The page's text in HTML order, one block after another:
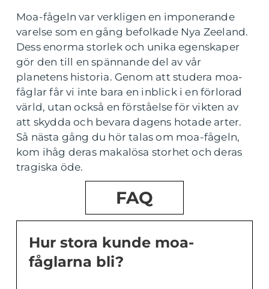
Moa-fågeln var verkligen en imponerande
varelse som en gång befolkade Nya Zeeland.
Dess enorma storlek och unika egenskaper
gör den till en spännande del av vår
planetens historia. Genom att studera moa-
fåglar får vi inte bara en inblick i en förlorad
värld, utan också en förståelse för vikten av
att skydda och bevara dagens hotade arter.
Så nästa gång du hör talas om moa-fågeln,
kom ihåg deras makalösa storhet och deras
tragiska öde.
FAQ
Hur stora kunde moa-
fåglarna bli?